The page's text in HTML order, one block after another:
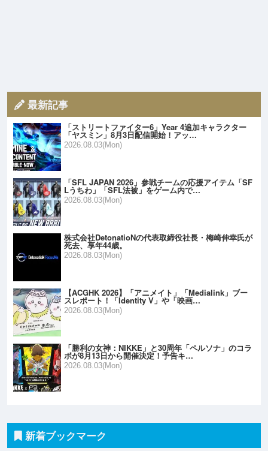
最新記事
「ストリートファイター6」Year 4追加キャラクター
「ヤスミン」8月3日配信開始！アッ…
2026.08.03(Mon)
「SFL JAPAN 2026」参戦チームの応援アイテム「SF
Lうちわ」「SFL法被」をゲーム内で…
2026.08.03(Mon)
株式会社DetonatioNの代表取締役社長・梅崎伸幸氏が
死去、享年44歳。
2026.08.03(Mon)
【ACGHK 2026】「アニメイト」「Medialink」ブー
スレポート！「Identity V」や「映画…
2026.08.03(Mon)
「勝利の女神：NIKKE」と30周年「ペルソナ」のコラ
ボが8月13日から開催決定！予告キ…
2026.08.03(Mon)
新着ブックマーク